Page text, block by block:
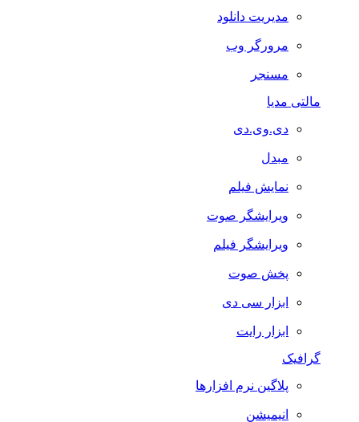
مدیریت دانلود
مرورگر وب
مسنجر
مالتی مدیا
دی.وی.دی
مبدل
نمایش فیلم
ویرایشگر صوت
ویرایشگر فیلم
پخش صوت
ابزار سی دی
ابزار رایت
گرافیک
پلاگین نرم افزارها
انیمیشن